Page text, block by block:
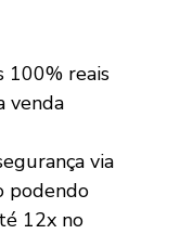
100% reais
venda
via
podendo
12x no